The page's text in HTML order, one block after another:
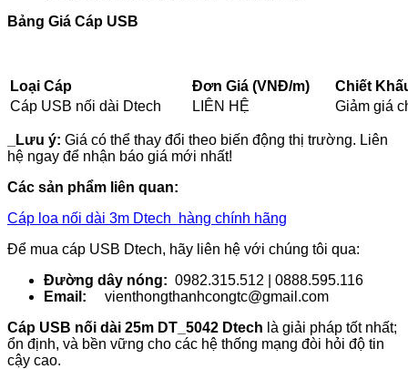
Bảng Giá Cáp USB
Loại Cáp Đơn Giá (VNĐ/m)
Chiết
Cáp USB nối dài Dtech
LIÊN HỆ Giảm giá
_Lưu ý: Giá có thể thay đổi theo biến động thị trường. Liên
hệ ngay để nhận báo giá mới nhất!
Các sản phẩm liên quan:
Cáp loa nối dài 3m Dtech hàng chính hãng
Để mua cáp USB Dtech, hãy liên hệ với chúng tôi qua:
Đường dây nóng: 0982.315.512 | 0888.595.116
Email: vienthongthanhcongtc@gmail.com
Cáp USB nối dài 25m DT_5042 Dtech là giải pháp tốt nhất;
ổn định, và bền vững cho các hệ thống mạng đòi hỏi độ tin
cậy cao.